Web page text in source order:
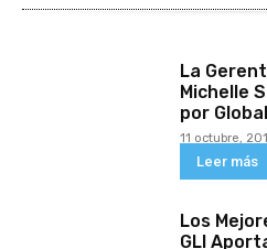
La
Michelle
por
11 octubre,
Leer más
Los
GLI